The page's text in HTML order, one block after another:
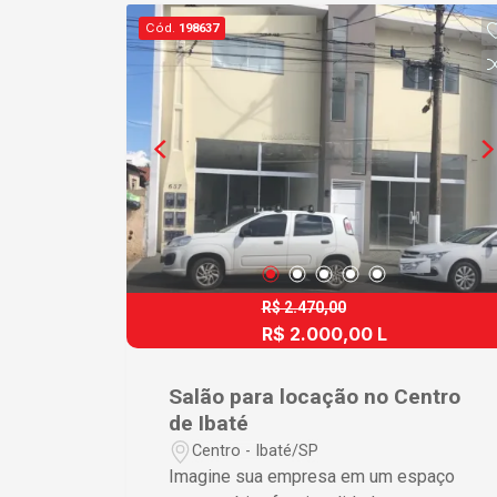
qualquer tipo de negócio ? Banheiros
completos garantindo funcionalidade
para clientes e funcionários ?
Localização privilegiada assegurando
alto fluxo de pessoas ? Ausência de
vagas de garagem compensada por
acesso fácil e prático ? Estrutura
moderna oferecendo um ambiente
profissional e convidativo Diferenciais
que Fazem a Diferença Com uma área
generosa e uma localização no coração
do centro, este imóvel garante máxima
exposição para o seu negócio,
crescimento e rentabilidade. A estrutura
funcional, aliada a uma área de alto
tráfego de pessoas, transforma este
espaço no lugar ideal para lojas,
Cód. 198637
R$ 2.470,00
R$ 2.000,00 L
Salão para locação no Centro
de Ibaté
Centro - Ibaté/SP
Imagine sua empresa em um espaço